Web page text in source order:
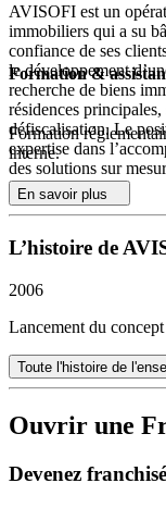
AVISOFI est un
immobiliers qui a su
confiance de ses
le développement
recherche de biens
résidences
défiscalisation. Le
expertise dans
des solutions sur
Accompagnement
L’accompagnement
attentif permet de bâtir
tout en garantissant
projet. Les conseillers
constante, répondant
clientéle, pour
insuffler un climat de
Une confiance
Aujourd’hui AVISOFI
Formation &
Formation
interne.
En savoir plus
L’histoire de
2006
Lancement du concept
Toute l'histoire de
Ouvrir une
Devenez